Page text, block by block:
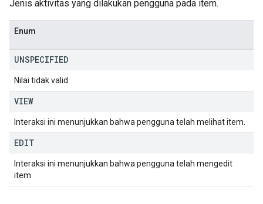
Jenis aktivitas yang dilakukan pengguna pada item.
Enum
UNSPECIFIED
Nilai tidak valid.
VIEW
Interaksi ini menunjukkan bahwa pengguna telah melihat item.
EDIT
Interaksi ini menunjukkan bahwa pengguna telah mengedit
item.